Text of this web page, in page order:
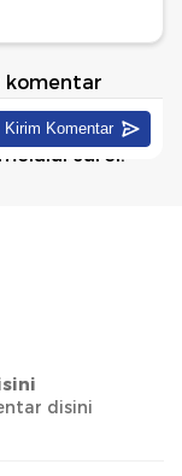
komentar
surel.
disini